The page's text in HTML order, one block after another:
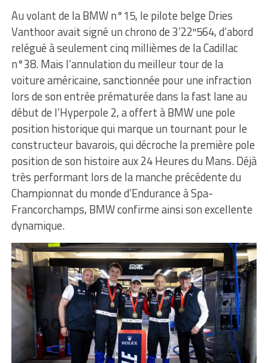
Au volant de la BMW n°15, le pilote belge Dries
Vanthoor avait signé un chrono de 3’22″564, d’abord
relégué à seulement cinq millièmes de la Cadillac
n°38. Mais l’annulation du meilleur tour de la
voiture américaine, sanctionnée pour une infraction
lors de son entrée prématurée dans la fast lane au
début de l’Hyperpole 2, a offert à BMW une pole
position historique qui marque un tournant pour le
constructeur bavarois, qui décroche la première pole
position de son histoire aux 24 Heures du Mans. Déjà
très performant lors de la manche précédente du
Championnat du monde d’Endurance à Spa-
Francorchamps, BMW confirme ainsi son excellente
dynamique.